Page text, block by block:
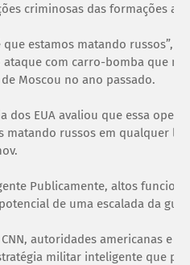
criminosas das formações
estamos matando russos”,
com carro-bomba que
Moscou no ano passado.
dos EUA avaliou que essa
matando russos em qualquer
Publicamente, altos
de uma escalada da
autoridades americanas e
militar inteligente que